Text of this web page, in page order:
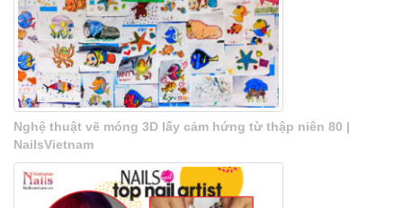
Nghệ thuật vẽ móng 3D lấy cảm hứng từ thập niên 80 |
NailsVietnam